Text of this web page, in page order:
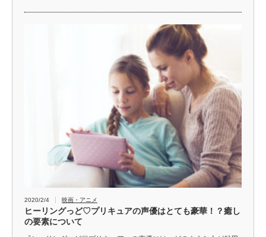
2020/2/4 映画・アニメ
ヒーリングっど♡プリキュアの声優はとても豪華！？癒し
の要素について